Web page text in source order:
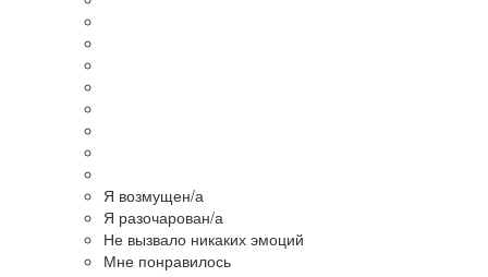
Я возмущен/а
Я разочарован/а
Не вызвало никаких эмоций
Мне понравилось